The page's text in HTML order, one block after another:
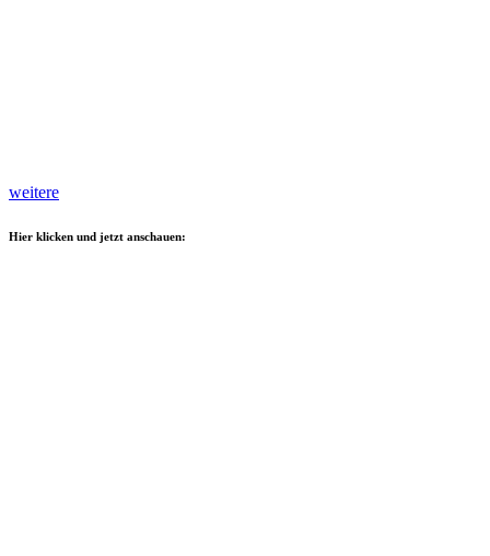
weitere
Hier klicken und jetzt anschauen: